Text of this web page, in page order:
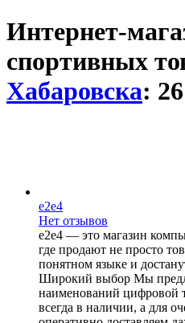
Интернет-
спортивных
Хабаровска:
e2e4
Нет отзывов
e2e4 — это магазин
где продают не просто
понятном языке и
Широкий выбор Мы
наименований цифровой
всегда в наличии, а для